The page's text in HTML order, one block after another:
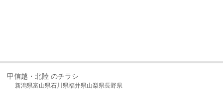
甲信越・北陸 のチラシ
新潟県富山県石川県福井県山梨県長野県